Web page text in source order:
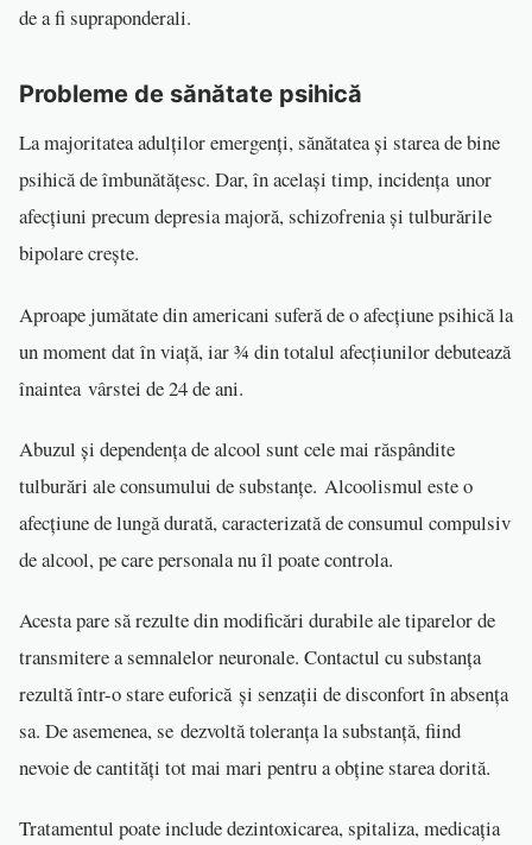
de a fi supraponderali.
Probleme de sănătate psihică
La majoritatea adulților emergenți, sănătatea și starea de bine
psihică de îmbunătățesc. Dar, în același timp, incidența unor
afecțiuni precum depresia majoră, schizofrenia și tulburările
bipolare crește.
Aproape jumătate din americani suferă de o afecțiune psihică la
un moment dat în viață, iar ¾ din totalul afecțiunilor debutează
înaintea vârstei de 24 de ani.
Abuzul și dependența de alcool sunt cele mai răspândite
tulburări ale consumului de substanțe. Alcoolismul este o
afecțiune de lungă durată, caracterizată de consumul compulsiv
de alcool, pe care personala nu îl poate controla.
Acesta pare să rezulte din modificări durabile ale tiparelor de
transmitere a semnalelor neuronale. Contactul cu substanța
rezultă într-o stare euforică și senzații de disconfort în absența
sa. De asemenea, se dezvoltă toleranța la substanță, fiind
nevoie de cantități tot mai mari pentru a obține starea dorită.
Tratamentul poate include dezintoxicarea, spitaliza, medicația